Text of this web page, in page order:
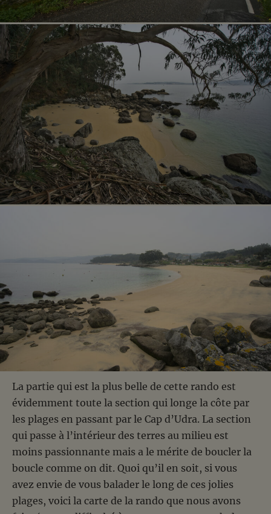
La partie qui est la plus belle de cette rando est
évidemment toute la section qui longe la côte par
les plages en passant par le Cap d’Udra. La section
qui passe à l’intérieur des terres au milieu est
moins passionnante mais a le mérite de boucler la
boucle comme on dit. Quoi qu’il en soit, si vous
avez envie de vous balader le long de ces jolies
plages, voici la carte de la rando que nous avons